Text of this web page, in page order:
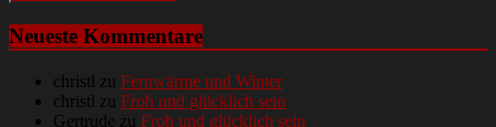
Neueste Kommentare
christl zu Fernwärme und Winter
christl zu Froh und glücklich sein
Gertrude zu Froh und glücklich sein